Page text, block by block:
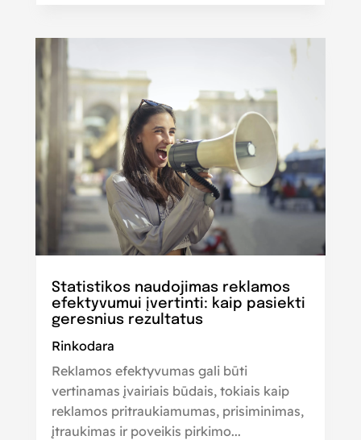
Statistikos naudojimas reklamos
efektyvumui įvertinti: kaip pasiekti
geresnius rezultatus
Rinkodara
Reklamos efektyvumas gali būti
vertinamas įvairiais būdais, tokiais kaip
reklamos pritraukiamumas, prisiminimas,
įtraukimas ir poveikis pirkimo...